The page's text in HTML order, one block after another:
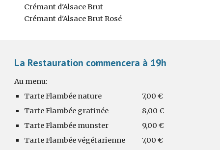
Crémant d'Alsace Brut
Crémant d'Alsace Brut Rosé
La Restauration commencera à 19h
Au menu:
Tarte Flambée nature
7,00 €
Tarte Flambée gratinée 8,00€
Tarte Flambée munster 9,00€
Tarte Flambéevégétarienne 7,00€